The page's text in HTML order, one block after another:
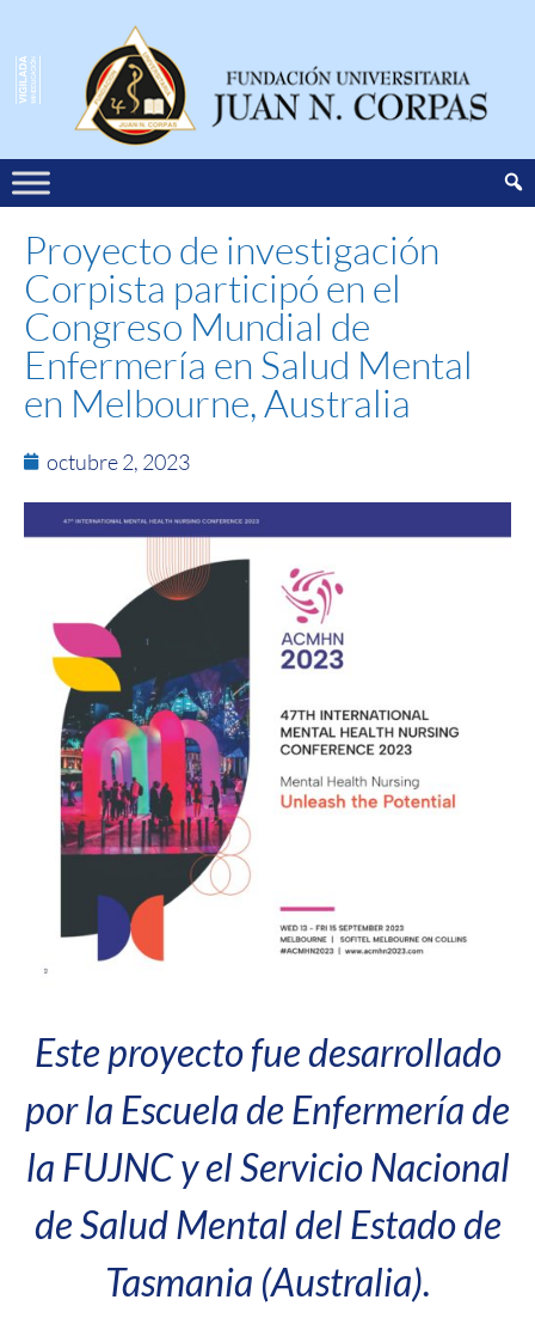
Proyecto de investigación
Corpista participó en el
Congreso Mundial de
Enfermería en Salud Mental
en Melbourne, Australia
octubre 2, 2023
Este proyecto fue desarrollado
por la Escuela de Enfermería de
la FUJNC y el Servicio Nacional
de Salud Mental del Estado de
Tasmania (Australia).